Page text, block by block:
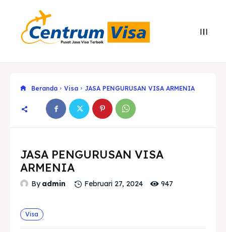
Explore our destinations
Explore our destinations
Beranda Visa JASA PENGURUSAN VISA ARMENIA
JASA PENGURUSAN VISA
ARMENIA
By admin Februari 27, 2024 947
Visa